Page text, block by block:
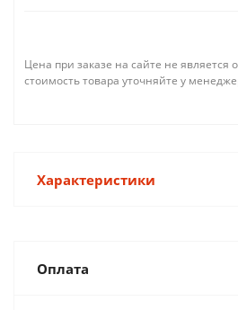
Цена при заказе на сайте не является
стоимость товара уточняйте у
Характеристики
Оплата